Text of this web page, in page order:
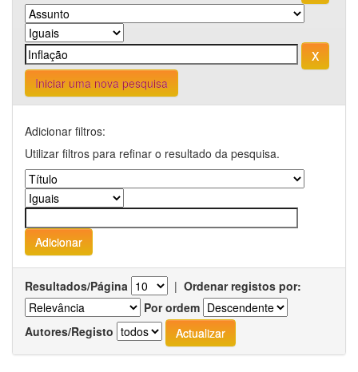
Iniciar uma nova pesquisa
Adicionar filtros:
Utilizar filtros para refinar o resultado da pesquisa.
Resultados/Página | Ordenar registos por:
Por ordem
Autores/Registo